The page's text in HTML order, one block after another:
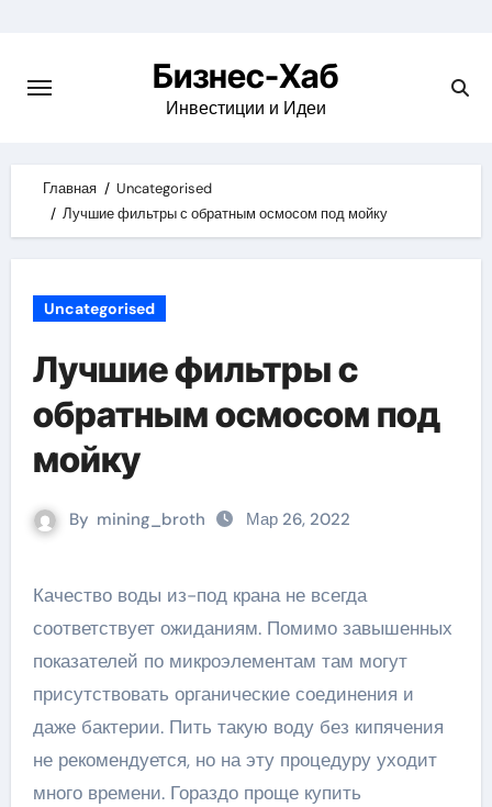
content
Бизнес-Хаб
Инвестиции и Идеи
Главная
Uncategorised
Лучшие фильтры с обратным осмосом под мойку
Uncategorised
Лучшие фильтры с
обратным осмосом под
мойку
By mining_broth Мар 26, 2022
Качество воды из-под крана не всегда
соответствует ожиданиям. Помимо завышенных
показателей по микроэлементам там могут
присутствовать органические соединения и
даже бактерии. Пить такую воду без кипячения
не рекомендуется, но на эту процедуру уходит
много времени. Гораздо проще купить